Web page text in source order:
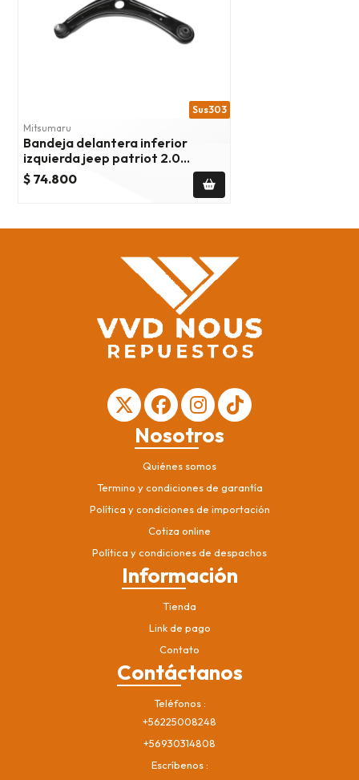
Sus303
Mitsumaru
Bandeja delantera inferior
izquierda jeep patriot 2.0
2007/2017
$ 74.800
Nosotros
Quiénes somos
Termino y condiciones de garantía
Política y condiciones de importación
Cotiza online
Política y condiciones de despachos
Información
Tienda
Link de pago
Contato
Contáctanos
Teléfonos
+56225008248
+56930314808
Escríbenos